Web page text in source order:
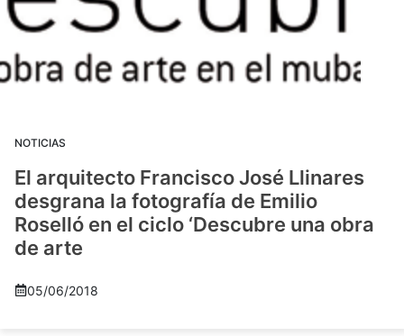
NOTICIAS
El arquitecto Francisco José Llinares
desgrana la fotografía de Emilio
Roselló en el ciclo ‘Descubre una obra
de arte
05/06/2018